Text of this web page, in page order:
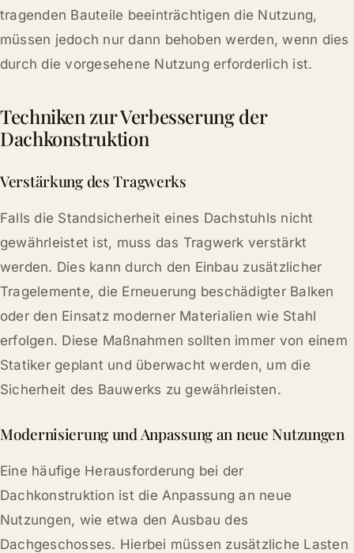
tragenden Bauteile beeinträchtigen die Nutzung,
müssen jedoch nur dann behoben werden, wenn dies
durch die vorgesehene Nutzung erforderlich ist.
Techniken zur Verbesserung der
Dachkonstruktion
Verstärkung des Tragwerks
Falls die Standsicherheit eines Dachstuhls nicht
gewährleistet ist, muss das Tragwerk verstärkt
werden. Dies kann durch den Einbau zusätzlicher
Tragelemente, die Erneuerung beschädigter Balken
oder den Einsatz moderner Materialien wie Stahl
erfolgen. Diese Maßnahmen sollten immer von einem
Statiker geplant und überwacht werden, um die
Sicherheit des Bauwerks zu gewährleisten.
Modernisierung und Anpassung an neue Nutzungen
Eine häufige Herausforderung bei der
Dachkonstruktion ist die Anpassung an neue
Nutzungen, wie etwa den Ausbau des
Dachgeschosses. Hierbei müssen zusätzliche Lasten